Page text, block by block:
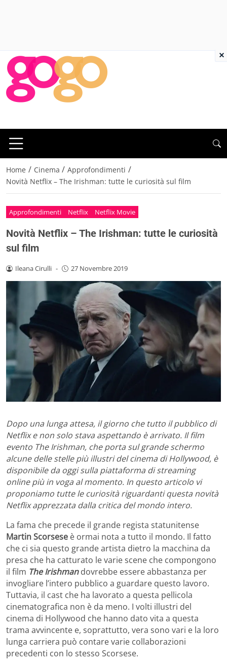
Home / Cinema / Approfondimenti /
Novità Netflix – The Irishman: tutte le curiosità sul film
Approfondimenti Netflix Netflix Movie
Novità Netflix – The Irishman: tutte le curiosità
sul film
Ileana Cirulli - 27 Novembre 2019
Dopo una lunga attesa, il giorno che tutto il pubblico di
Netflix e non solo stava aspettando è arrivato. Il film
evento The Irishman, che porta sul grande schermo
alcune delle stelle più illustri del cinema di Hollywood, è
disponibile da oggi sulla piattaforma di streaming
online più in voga al momento. In questo articolo vi
proponiamo tutte le curiosità riguardanti questa novità
Netflix apprezzata dalla critica del mondo intero.
La fama che precede il grande regista statunitense
Martin Scorsese è ormai nota a tutto il mondo. Il fatto
che ci sia questo grande artista dietro la macchina da
presa che ha catturato le varie scene che compongono
il film The Irishman dovrebbe essere abbastanza per
invogliare l’intero pubblico a guardare questo lavoro.
Tuttavia, il cast che ha lavorato a questa pellicola
cinematografica non è da meno. I volti illustri del
cinema di Hollywood che hanno dato vita a questa
trama avvincente e, soprattutto, vera sono vari e la loro
lunga carriera può contare varie collaborazioni
precedenti con lo stesso Scorsese.
×